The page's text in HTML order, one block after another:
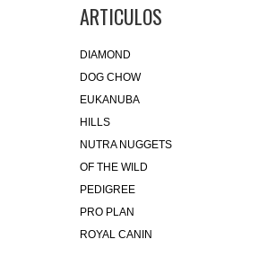
ARTICULOS
DIAMOND
DOG CHOW
EUKANUBA
HILLS
NUTRA NUGGETS
OF THE WILD
PEDIGREE
PRO PLAN
ROYAL CANIN